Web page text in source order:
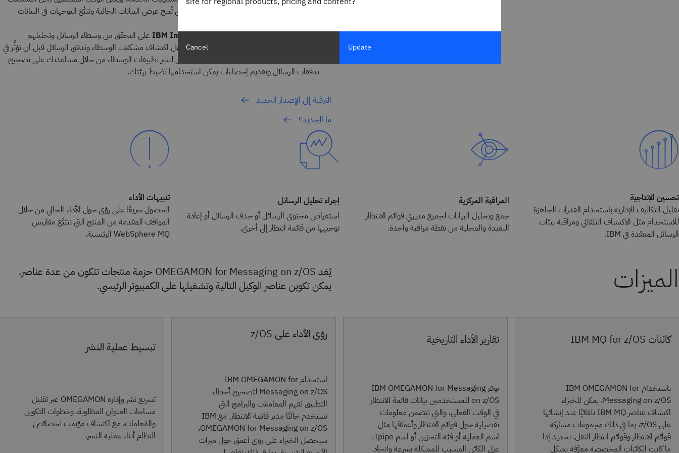
من خلال العديد من مساحات العمل المفيدة التي تُتيح عرض البيانات الحالية وتتبُّع التوجهات في البيانات
يساعدIBM Integration Bus Monitoring Agent على التحقق من وسطاء الرسائل وتحليلهم
وضبطهم لضمان الموثوقية والأداء، وذلك من خلال اكتشاف مشكلات الوسطاء وتدفق الرسائل قبل أن تؤثِّر في
التوافر ومستوى الخدمة. ويقلل الوقت المستغرق لنشر تطبيقات الوسطاء من خلال مساعدتك على تصحيح
تدفقات الرسائل وتقديم إحصاءات يمكن استخدامها لضبط بيئتك.
الترقية إلى الإصدار الجديد
ما الجديد؟
تحسين الإنتاجية
تقليل التكاليف الإدارية باستخدام القدرات الجاهزة
للاستخدام مثل الاكتشاف التلقائي ومراقبة بيئات
الرسائل المعقدة في IBM.
المراقبة المركزية
جمع وتحليل البيانات لجميع مديري قوائم الانتظار
البعيدة والمحلية من نقطة مراقبة واحدة.
إجراء تحليل الرسائل
استعراض محتوى الرسائل أو حذف الرسائل أو إعادة
توجيهها من قائمة انتظار إلى أخرى.
تنبيهات الأداء
الحصول سريعًا على رؤى حول الأداء الحالي من خلال
المواقف المقدمة من المنتج التي تتتبَّع مقاييس
WebSphere MQ الرئيسية.
الميزات
يُعَد OMEGAMON for Messaging on z/OS حزمة منتجات تتكون من عدة عناصر.
يمكن تكوين عناصر الوكيل التالية وتشغيلها على الكمبيوتر الرئيسي.
كائنات IBM MQ for z/OS
باستخدام IBM OMEGAMON for
Messaging on z/OS، يمكن للخبراء
اكتشاف عناصر IBM MQ تلقائيًا عند إنشائها
على z/OS، بما في ذلك مجموعات مشاركة
قوائم الانتظار وقوائم انتظار النقل. تحديد إذا
ما كانت الكائنات المخصصة معرَّفة بشكل
تقارير الأداء التاريخية
يوفر IBM OMEGAMON for Messaging
on z/OS للمستخدمين بيانات قائمة الانتظار
في الوقت الفعلي، والتي تتضمن معلومات
تفصيلية حول قوائم الانتظار وأعماقها مثل
اسم العملية أو فئة التخزين أو اسم Tpipe.
عزل الكائن المسبب للمشكلة بسرعة واتخاذ
رؤى الأداء على z/OS
استخدام IBM OMEGAMON for
Messaging on z/OS لتصحيح أخطاء
التطبيق لفهم المعاملات والبرامج التي
تستخدم حاليًا مدير قائمة الانتظار. مع IBM
OMEGAMON for Messaging on z/OS،
سيحصل الخبراء على رؤى أعمق حول ميزات
تبسيط عملية النشر
تسريع نشر وإدارة OMEGAMON عبر تقليل
مساحات العنوان المطلوبة، وخطوات التكوين
والمَعلمات، مع اكتشاف مؤتمت لخصائص
النظام أثناء عملية النشر.
Cancel Update